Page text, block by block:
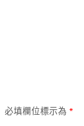
必填欄位標示為 *